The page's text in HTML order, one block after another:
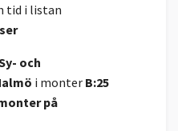
tid i listan
och
i monter B:25
på